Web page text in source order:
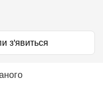
з'явиться